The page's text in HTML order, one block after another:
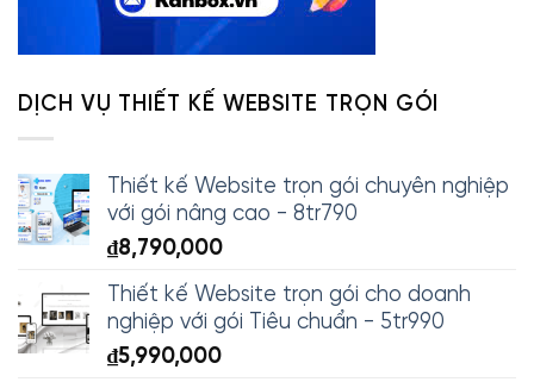
DỊCH VỤ THIẾT KẾ WEBSITE TRỌN GÓI
Thiết kế Website trọn gói chuyên nghiệp
với gói nâng cao - 8tr790
₫8,790,000
Thiết kế Website trọn gói cho doanh
nghiệp với gói Tiêu chuẩn - 5tr990
₫5,990,000